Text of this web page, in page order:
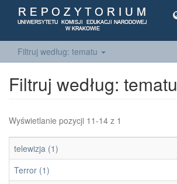
Filtruj według: tematu
Filtruj według: tematu
Wyświetlanie pozycji 11-14 z 1
telewizja (1)
Terror (1)